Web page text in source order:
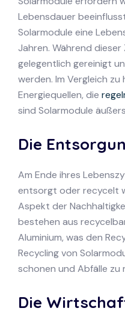
Lebensdauer
Solarmodule eine
Jahren. Während dieser
gelegentlich gereinigt
werden. Im Vergleich zu
Energiequellen, die
sind Solarmodule
Die
Am Ende ihres
entsorgt oder recycelt
Aspekt der
bestehen aus
Aluminium, was den
Recycling von
schonen und Abfälle zu
Die